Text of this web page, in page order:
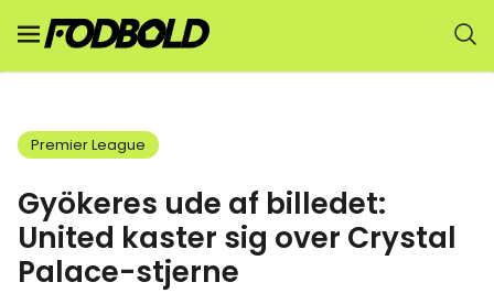
Premier League
Gyökeres ude af billedet:
United kaster sig over Crystal
Palace-stjerne